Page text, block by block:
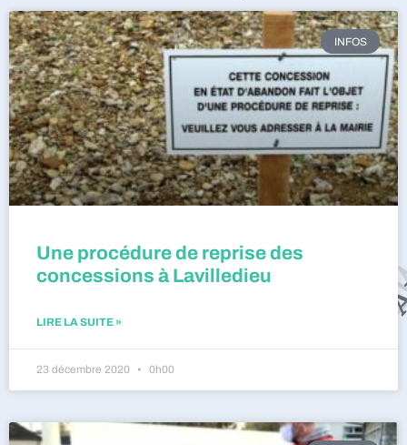
INFOS
Une procédure de reprise des
concessions à Lavilledieu
LIRE LA SUITE »
23 décembre 2020 0h00